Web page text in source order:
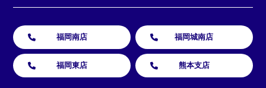
福岡南店 福岡城南店
福岡東店 熊本支店